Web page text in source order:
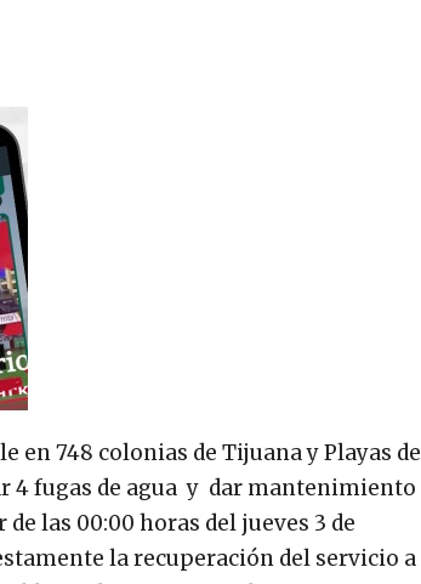
en 748 colonias de Tijuana y Playas de
4 fugas de agua y dar mantenimiento
las 00:00 horas del jueves 3 de
la recuperación del servicio a